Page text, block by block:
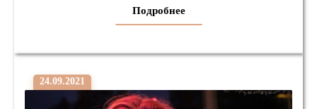
Подробнее
24.09.2021